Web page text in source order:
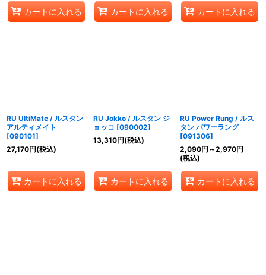
カートに入れる カートに入れる カートに入れる
RU UltiMate / ルスタン
アルティメイト
[090101]
27,170円(税込)
カートに入れる
RU Jokko / ルスタン ジ
ョッコ [090002]
13,310円(税込)
カートに入れる
RU Power Rung / ルス
タン パワーラング
[091306]
2,090円 ～2,970円
(税込)
カートに入れる